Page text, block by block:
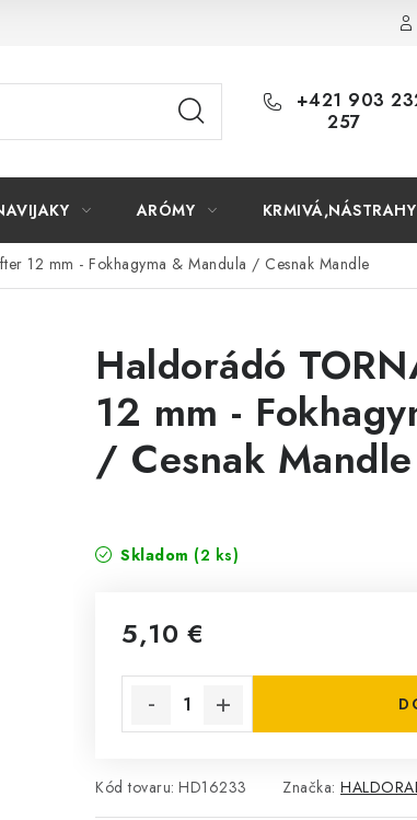
+421 903
257
ARÓMY KRMIVÁ,NÁSTRAHY
12 mm - Fokhagyma & Mandula / Cesnak Mandle
Haldorádó
12 mm -
/ Cesnak Mandle
Skladom (2 ks)
5,10 €
Kód tovaru: HD16233 Značka: